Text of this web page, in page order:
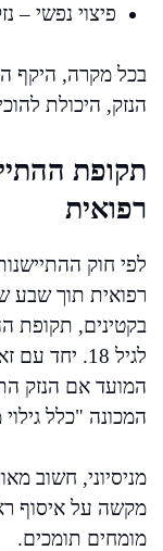
פיצוי נפשי –
בכל מקרה, היקף
הנזק, היכולת
תקופת
רפואית
לפי חוק
רפואית תוך שבע
בקטינים, תקופת
לגיל 18.
המועד אם הנזק
המכונה "כלל
מניסיוני, חשוב
מקשה על איסוף
מומחים תומכים.